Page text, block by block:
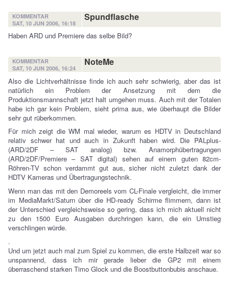
KOMMENTAR
SAT, 10 JUN 2006, 16:18
Spundflasche
Haben ARD und Premiere das selbe Bild?
KOMMENTAR
SAT, 10 JUN 2006, 16:24
NoteMe
Also die Lichtverhältnisse finde ich auch sehr schwierig, aber das ist
natürlich ein Problem der Ansetzung mit dem die
Produktionsmannschaft jetzt halt umgehen muss. Auch mit der Totalen
habe ich gar kein Problem, sieht prima aus, wie überhaupt die Bilder
sehr gut rüberkommen.
Für mich zeigt die WM mal wieder, warum es HDTV in Deutschland
relativ schwer hat und auch in Zukunft haben wird. Die PALplus-
(ARD/2DF – SAT analog) bzw. Anamorphübertragungen
(ARD/2DF/Premiere – SAT digital) sehen auf einem guten 82cm-
Röhren-TV schon verdammt gut aus, sicher nicht zuletzt dank der
HDTV Kameras und Übertragungstechnik.
Wenn man das mit den Demoreels vom CL-Finale vergleicht, die immer
im MediaMarkt/Saturn über die HD-ready Schirme flimmern, dann ist
der Unterschied vergleichsweise so gering, dass ich mich aktuell nicht
zu den 1500 Euro Ausgaben durchringen kann, die ein Umstieg
verschlingen würde.
.
Und um jetzt auch mal zum Spiel zu kommen, die erste Halbzeit war so
unspannend, dass ich mir gerade lieber die GP2 mit einem
überraschend starken Timo Glock und die Boostbuttonbubis anschaue.